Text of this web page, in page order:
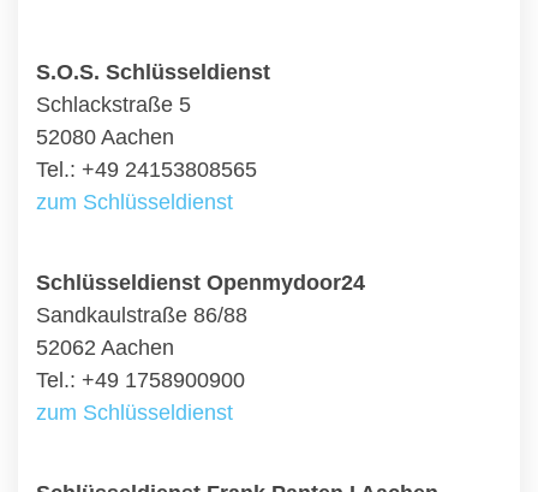
S.O.S. Schlüsseldienst
Schlackstraße 5
52080 Aachen
Tel.: +49 24153808565
zum Schlüsseldienst
Schlüsseldienst Openmydoor24
Sandkaulstraße 86/88
52062 Aachen
Tel.: +49 1758900900
zum Schlüsseldienst